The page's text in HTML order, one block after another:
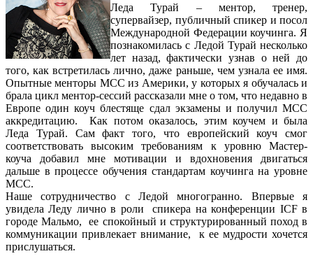
Леда Турай – ментор, тренер,
супервайзер, публичный спикер и посол
Международной Федерации коучинга. Я
познакомилась с Ледой Турай несколько
лет назад, фактически узнав о ней до
того, как встретилась лично, даже раньше, чем узнала ее имя.
Опытные менторы МСС из Америки, у которых я обучалась и
брала цикл ментор-сессий рассказали мне о том, что недавно в
Европе один коуч блестяще сдал экзамены и получил МСС
аккредитацию. Как потом оказалось, этим коучем и была
Леда Турай. Сам факт того, что европейский коуч смог
соответствовать высоким требованиям к уровню Мастер-
коуча добавил мне мотивации и вдохновения двигаться
дальше в процессе обучения стандартам коучинга на уровне
МСС.
Наше сотрудничество с Ледой многогранно. Впервые я
увидела Леду лично в роли спикера на конференции ICF в
городе Мальмо, ее спокойный и структурированный поход в
коммуникации привлекает внимание, к ее мудрости хочется
прислушаться.